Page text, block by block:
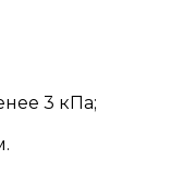
3 кПа;